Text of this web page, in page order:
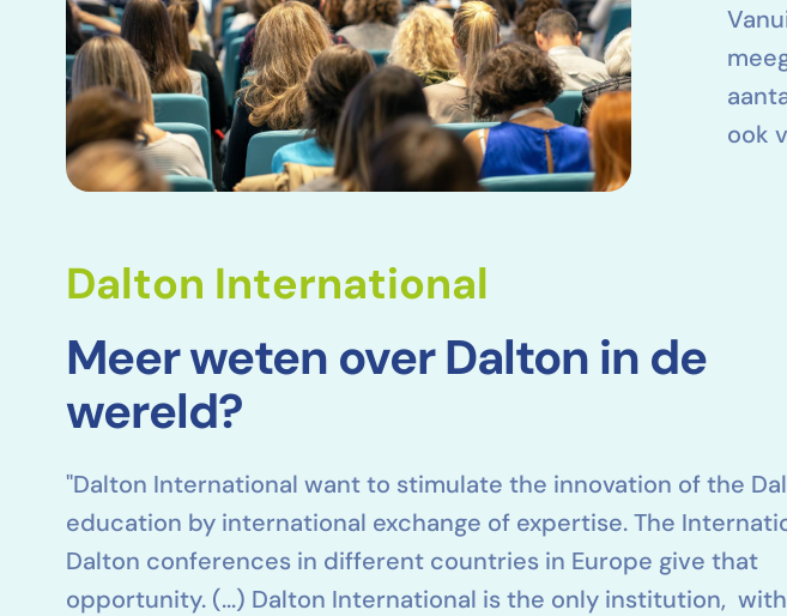
ook
Dalton International
Meer weten over Dalton in de
wereld?
"Dalton International want to stimulate the innovation of the
education by international exchange of expertise. The
Dalton conferences in different countries in Europe give that
opportunity. (...) Dalton International is the only institution, with